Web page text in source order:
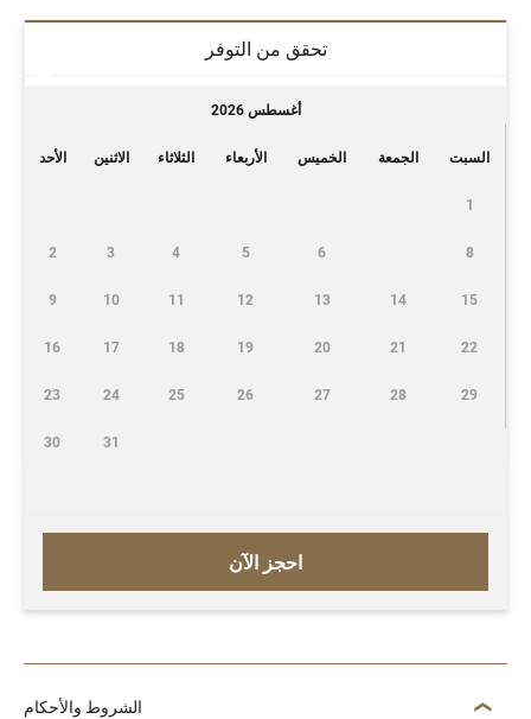
تحقق من التوفر
احجز الآن
أغسطس 2026
الأحد الاثنين الثلاثاء الأربعاء الخميس الجمعة السبت
1
2 3 4 5 6 8
9 10 11 12 13 14 15
16 17 18 19 20 21 22
23 24 25 26 27 28 29
30 31
الشروط والأحكام